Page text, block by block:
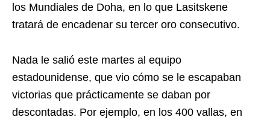
los Mundiales de Doha, en lo que Lasitskene
tratará de encadenar su tercer oro consecutivo.
Nada le salió este martes al equipo
estadounidense, que vio cómo se le escapaban
victorias que prácticamente se daban por
descontadas. Por ejemplo, en los 400 vallas, en